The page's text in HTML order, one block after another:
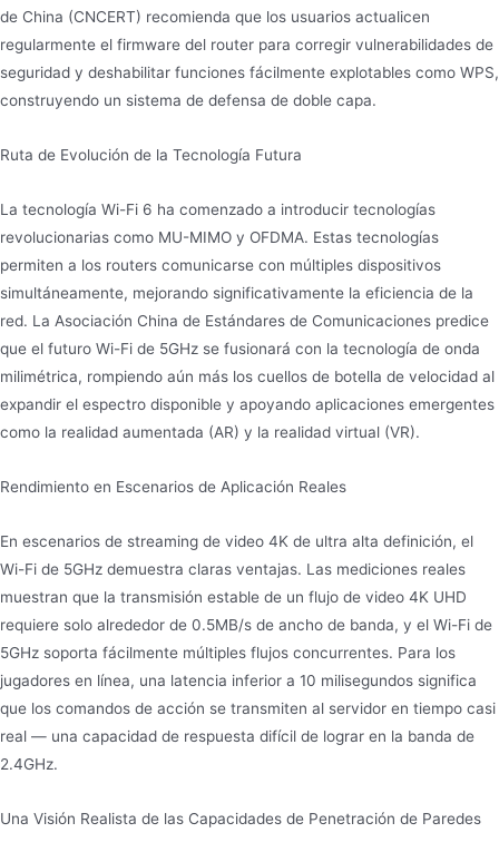
de China (CNCERT) recomienda que los usuarios actualicen
regularmente el firmware del router para corregir vulnerabilidades de
seguridad y deshabilitar funciones fácilmente explotables como WPS,
construyendo un sistema de defensa de doble capa.
Ruta de Evolución de la Tecnología Futura
La tecnología Wi-Fi 6 ha comenzado a introducir tecnologías
revolucionarias como MU-MIMO y OFDMA. Estas tecnologías
permiten a los routers comunicarse con múltiples dispositivos
simultáneamente, mejorando significativamente la eficiencia de la
red. La Asociación China de Estándares de Comunicaciones predice
que el futuro Wi-Fi de 5GHz se fusionará con la tecnología de onda
milimétrica, rompiendo aún más los cuellos de botella de velocidad al
expandir el espectro disponible y apoyando aplicaciones emergentes
como la realidad aumentada (AR) y la realidad virtual (VR).
Rendimiento en Escenarios de Aplicación Reales
En escenarios de streaming de video 4K de ultra alta definición, el
Wi-Fi de 5GHz demuestra claras ventajas. Las mediciones reales
muestran que la transmisión estable de un flujo de video 4K UHD
requiere solo alrededor de 0.5MB/s de ancho de banda, y el Wi-Fi de
5GHz soporta fácilmente múltiples flujos concurrentes. Para los
jugadores en línea, una latencia inferior a 10 milisegundos significa
que los comandos de acción se transmiten al servidor en tiempo casi
real — una capacidad de respuesta difícil de lograr en la banda de
2.4GHz.
Una Visión Realista de las Capacidades de Penetración de Paredes